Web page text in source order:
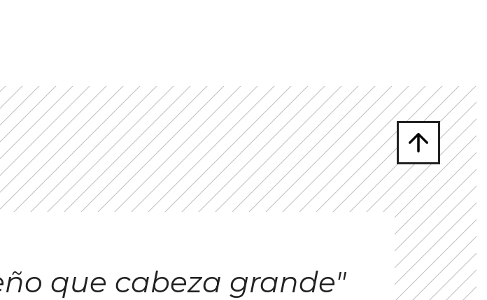
que cabeza grande"